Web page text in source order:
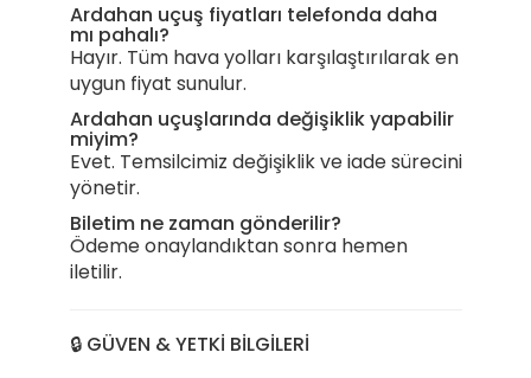
Ardahan uçuş fiyatları telefonda daha
mı pahalı?
Hayır. Tüm hava yolları karşılaştırılarak en
uygun fiyat sunulur.
Ardahan uçuşlarında değişiklik yapabilir
miyim?
Evet. Temsilcimiz değişiklik ve iade sürecini
yönetir.
Biletim ne zaman gönderilir?
Ödeme onaylandıktan sonra hemen
iletilir.
🔒 GÜVEN & YETKİ BİLGİLERİ